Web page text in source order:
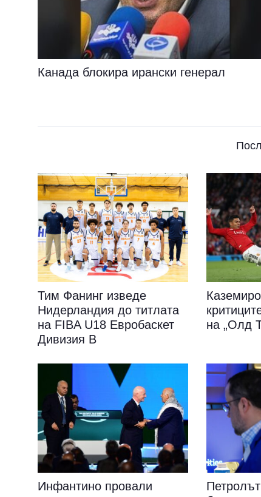
Канада блокира ирански генерал
Тим Фанинг изведе
Нидерландия до титлата
на FIBA U18 Евробаскет
Дивизия B
на „Олд
Инфантино провали